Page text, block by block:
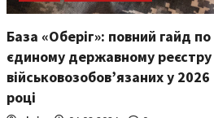
База «Оберіг»: повний гайд по
єдиному державному реєстру
військовозобов’язаних у 2026
році